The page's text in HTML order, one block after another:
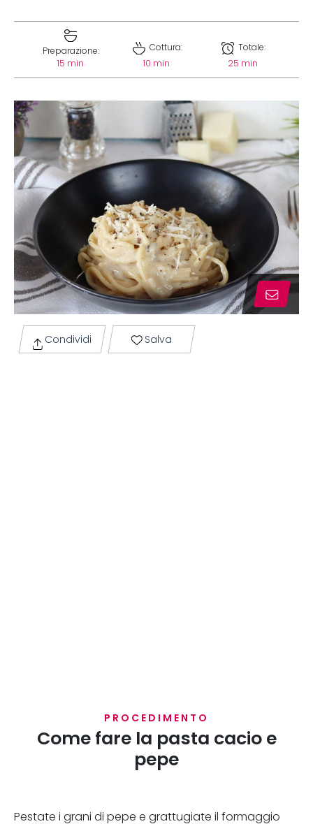
Preparazione:
15 min
Cottura:
10 min
Totale:
25 min
Condividi Salva
PROCEDIMENTO
Come fare la pasta cacio e
pepe
Pestate i grani di pepe e grattugiate il formaggio